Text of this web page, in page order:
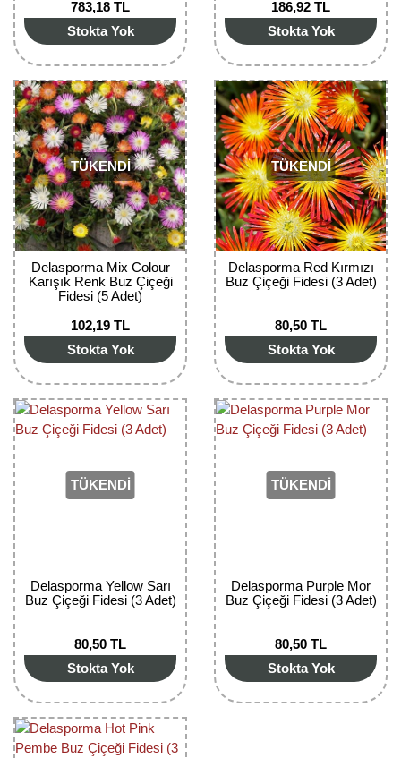
783,18 TL
Stokta Yok
186,92 TL
Stokta Yok
TÜKENDİ
Delasporma Mix Colour
Karışık Renk Buz Çiçeği
Fidesi (5 Adet)
102,19 TL
Stokta Yok
TÜKENDİ
Delasporma Red Kırmızı
Buz Çiçeği Fidesi (3 Adet)
80,50 TL
Stokta Yok
TÜKENDİ
Delasporma Yellow Sarı
Buz Çiçeği Fidesi (3 Adet)
80,50 TL
Stokta Yok
TÜKENDİ
Delasporma Purple Mor
Buz Çiçeği Fidesi (3 Adet)
80,50 TL
Stokta Yok
Bektaşi Üzümü Fidanı
Böğürtlen Fidanı
Ceviz Fidanı
Dut Fidanı
Elma Fidanı
Erik Fidanı
Feijoa Fidanı
Fidan Anaçları ve Aşı Kalemleri
Fındık Fidanı
Frenk Üzümü Fidanı
Girebolu Fidanı
Goji Berry Fidanı
Hünnap Fidanı
Kayısı Fidanı
Kestane Fidanı
Kivi Fidanı
Nostaljik Güller
Peyzaj Gülleri
Sarmaşık(Çardak) Gül Fidanları
Ters Lale Soğanı
Yılbaşı Gülü Çiçeği
Zambak Soğanı